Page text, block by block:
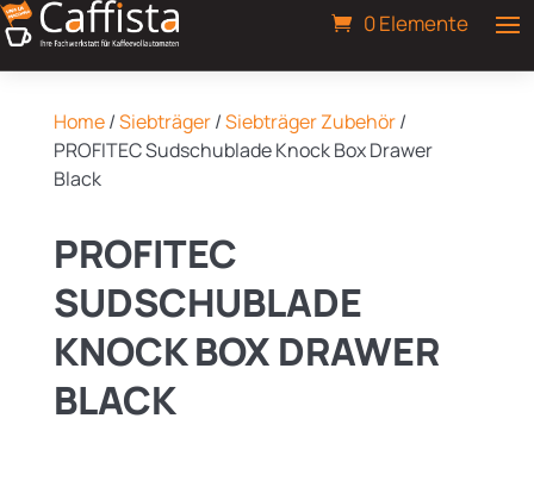
0 Elemente
Home/Siebträger/Siebträger Zubehör/
PROFITEC Sudschublade Knock Box Drawer
Black
PROFITEC
SUDSCHUBLADE
KNOCK BOX DRAWER
BLACK